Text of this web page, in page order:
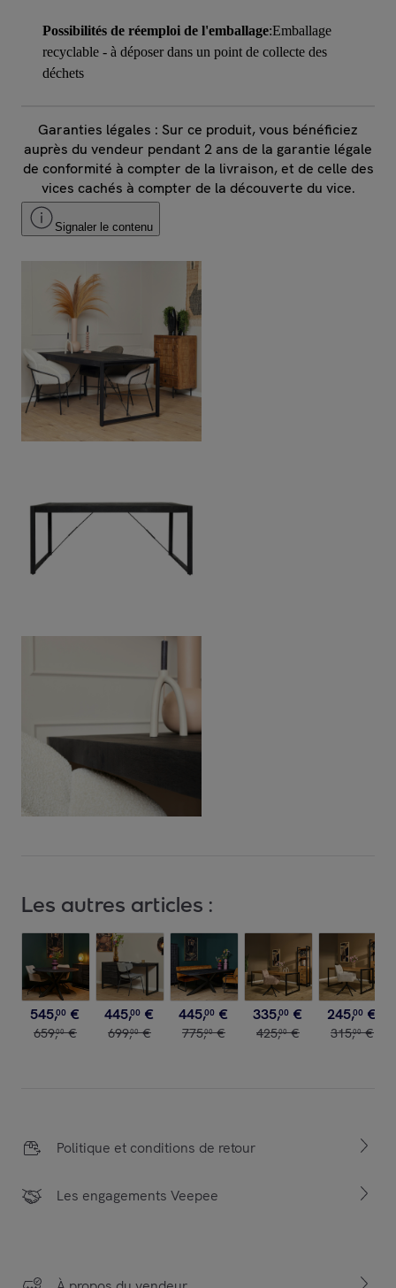
Possibilités de réemploi de l'emballage:Emballage
recyclable - à déposer dans un point de collecte des
déchets
Garanties légales : Sur ce produit, vous bénéficiez
auprès du vendeur pendant 2 ans de la garantie légale
de conformité à compter de la livraison, et de celle des
vices cachés à compter de la découverte du vice.
Signaler le contenu
Les autres articles :
545,00 €
659,00 €
445,00 €
699,00 €
445,00 €
775,00 €
335,00 €
425,00 €
245,00 €
315,00 €
Politique et conditions de retour
Les engagements Veepee